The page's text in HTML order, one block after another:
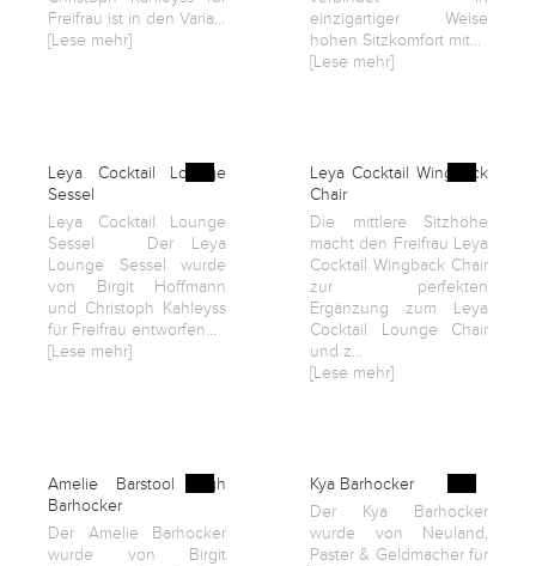
Freifrau ist in den Varia...
[Lese mehr]
einzigartiger Weise
hohen Sitzkomfort mit...
[Lese mehr]
Leya Cocktail Lounge
Sessel
Leya Cocktail Lounge
Sessel Der Leya
Lounge Sessel wurde
von Birgit Hoffmann
und Christoph Kahleyss
für Freifrau entworfen...
[Lese mehr]
Leya Cocktail Wingback
Chair
Die mittlere Sitzhöhe
macht den Freifrau Leya
Cocktail Wingback Chair
zur perfekten
Ergänzung zum Leya
Cocktail Lounge Chair
und z...
[Lese mehr]
Amelie Barstool High
Barhocker
Der Amelie Barhocker
wurde von Birgit
Kya Barhocker
Der Kya Barhocker
wurde von Neuland,
Paster & Geldmacher für